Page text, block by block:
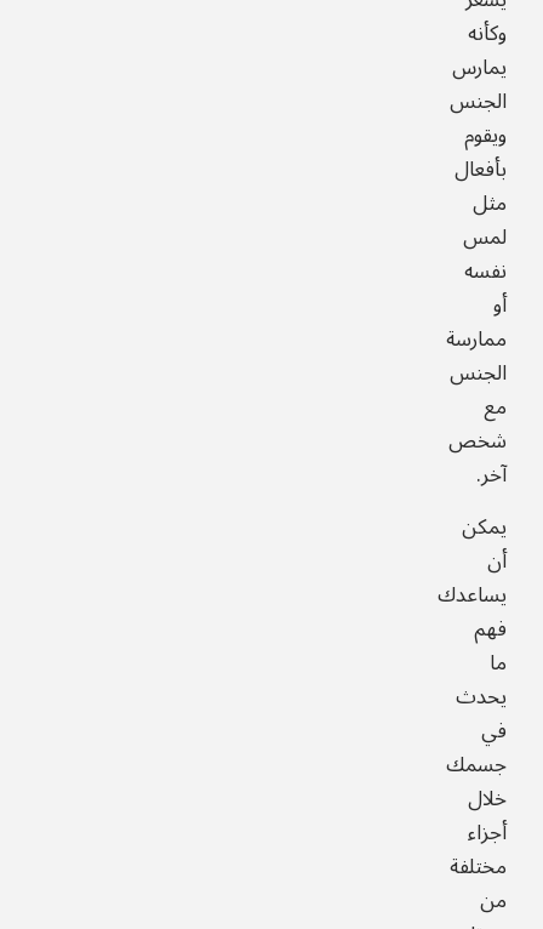
وكأنه
يمارس
الجنس
ويقوم
بأفعال
مثل
لمس
نفسه
أو
ممارسة
الجنس
مع
شخص
آخر.
يمكن
أن
يساعدك
فهم
ما
يحدث
في
جسمك
خلال
أجزاء
مختلفة
من